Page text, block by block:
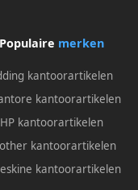
Populaire merken
kantoorartikelen
kantoorartikelen
HP kantoorartikelen
kantoorartikelen
kantoorartikelen